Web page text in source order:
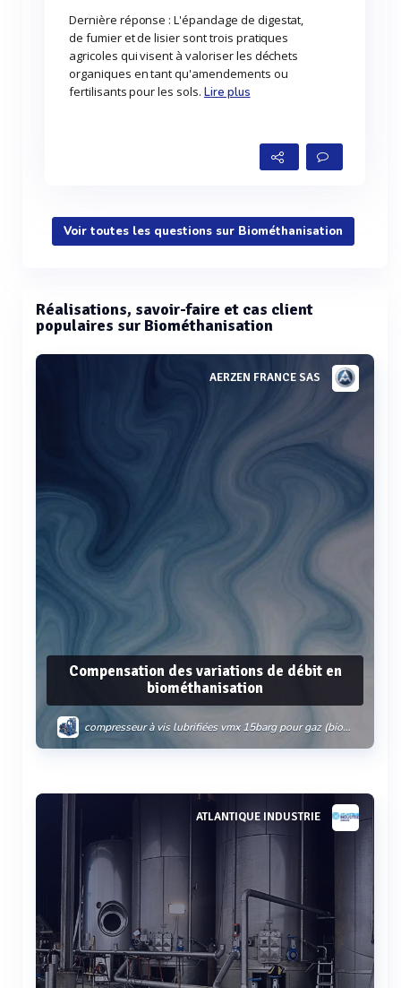
Dernière réponse : L'épandage de digestat,
de fumier et de lisier sont trois pratiques
agricoles qui visent à valoriser les déchets
organiques en tant qu'amendements ou
fertilisants pour les sols. Lire plus
Voir toutes les questions sur Biométhanisation
Réalisations, savoir-faire et cas client
populaires sur Biométhanisation
AERZEN FRANCE SAS
Compensation des variations de débit en
biométhanisation
compresseur à vis lubrifiées vmx 15barg pour gaz (biogaz - co2 - bog - biomethane - gaz naturel ....)
Voir plus
ATLANTIQUE INDUSTRIE